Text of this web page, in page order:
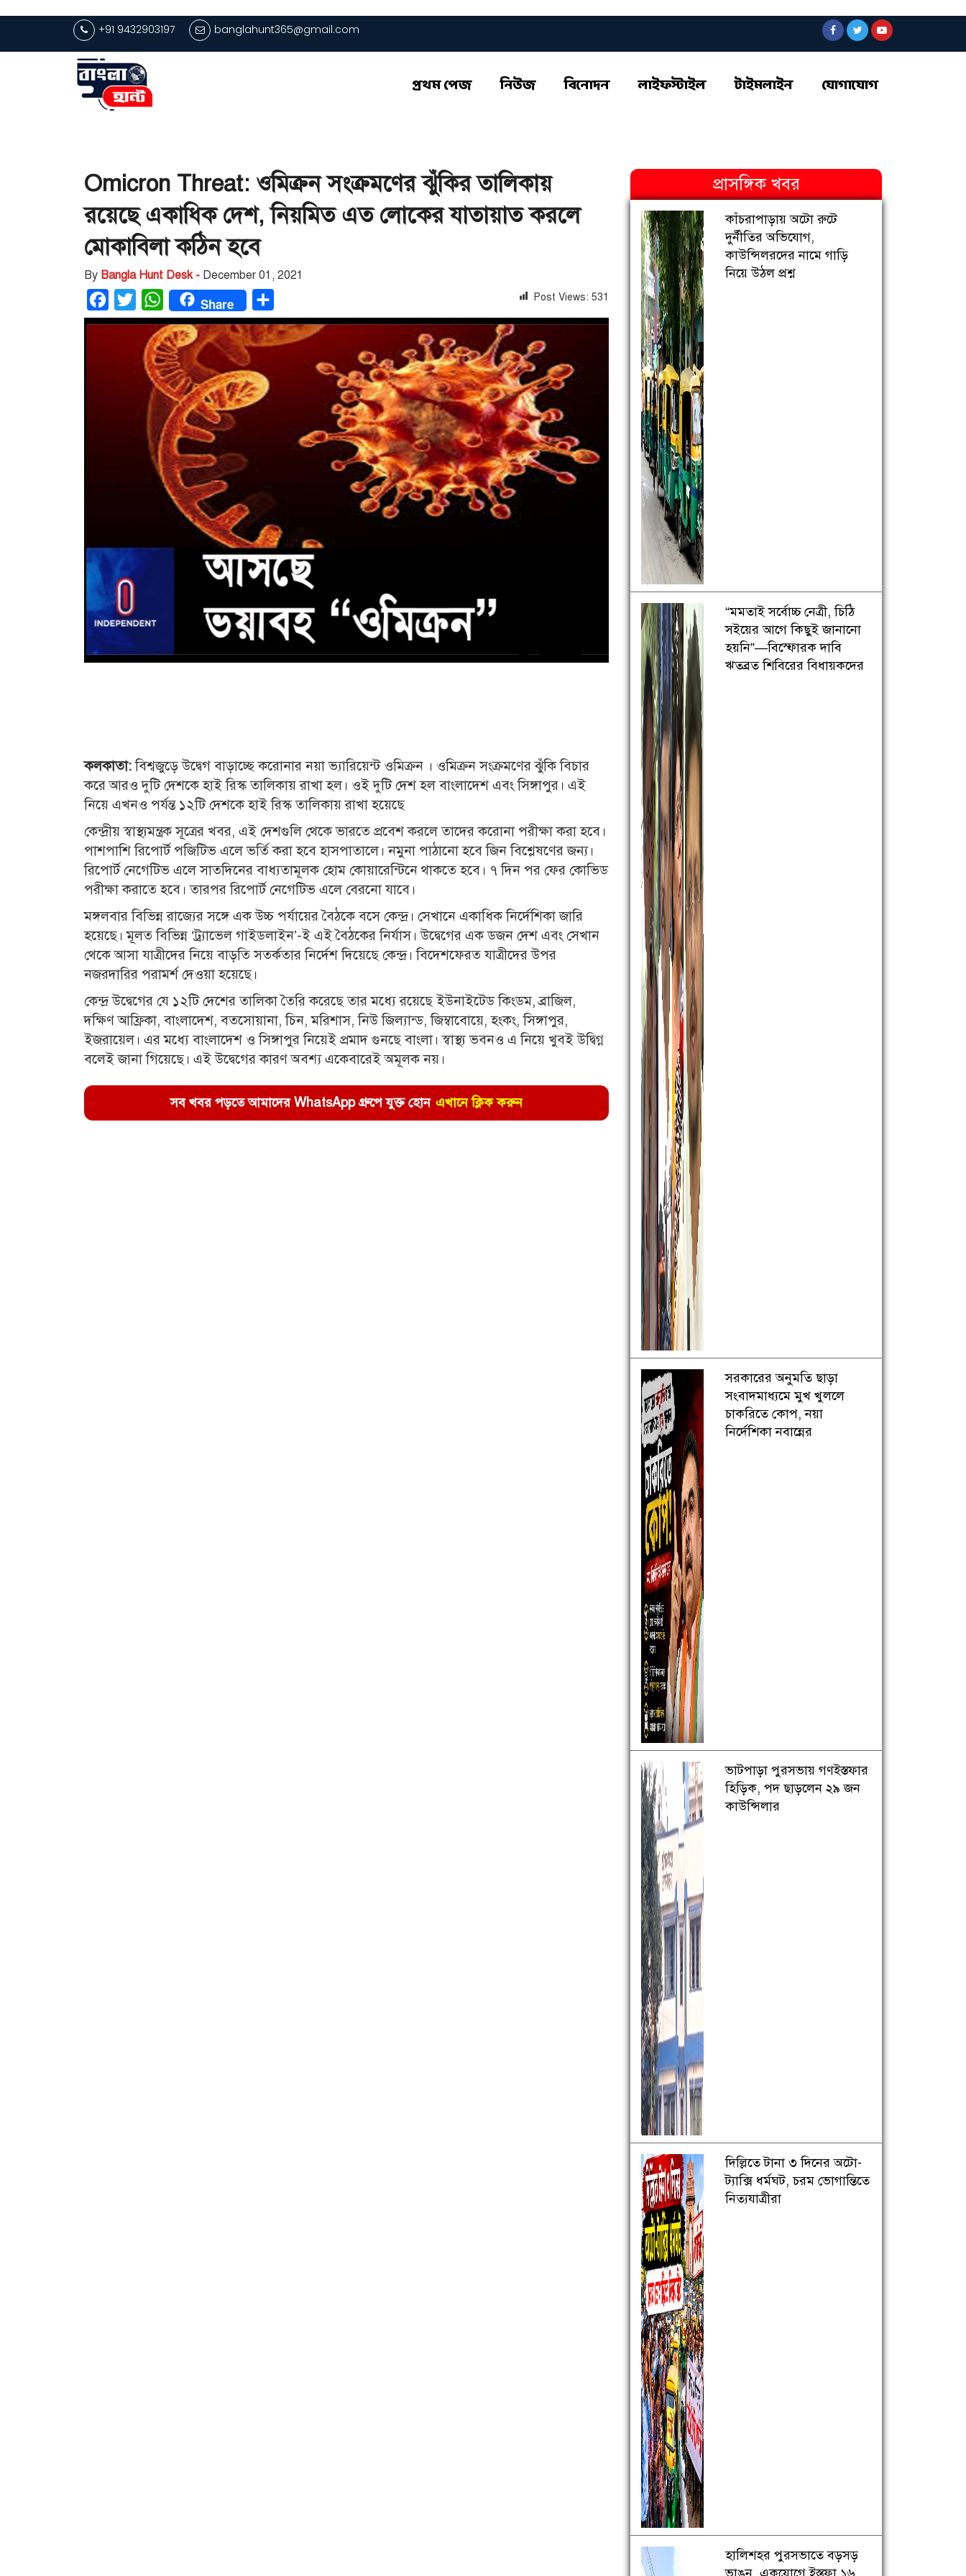
+91 9432903197 banglahunt365@gmail.com
প্রথম পেজ নিউজ বিনোদন লাইফস্টাইল টাইমলাইন যোগাযোগ
Omicron Threat: ওমিক্রন সংক্রমণের ঝুঁকির তালিকায়
রয়েছে একাধিক দেশ, নিয়মিত এত লোকের যাতায়াত করলে
মোকাবিলা কঠিন হবে
By Bangla Hunt Desk - December 01, 2021
Facebook
Twitter WhatsAppShare Post Views: 531
কলকাতা:বিশ্বজুড়ে উদ্বেগ বাড়াচ্ছে করোনার নয়া ভ্যারিয়েন্ট ওমিক্রন । ওমিক্রন সংক্রমণের ঝুঁকি বিচার
করে আরও দুটি দেশকে হাই রিস্ক তালিকায় রাখা হল। ওই দুটি দেশ হল বাংলাদেশ এবং সিঙ্গাপুর। এই
নিয়ে এখনও পর্যন্ত ১২টি দেশকে হাই রিস্ক তালিকায় রাখা হয়েছে
কেন্দ্রীয় স্বাস্থ্যমন্ত্রক সূত্রের খবর, এই দেশগুলি থেকে ভারতে প্রবেশ করলে তাদের করোনা পরীক্ষা করা হবে।
পাশপাশি রিপোর্ট পজিটিভ এলে ভর্তি করা হবে হাসপাতালে। নমুনা পাঠানো হবে জিন বিশ্লেষণের জন্য।
রিপোর্ট নেগেটিভ এলে সাতদিনের বাধ্যতামূলক হোম কোয়ারেন্টিনে থাকতে হবে। ৭ দিন পর ফের কোভিড
পরীক্ষা করাতে হবে। তারপর রিপোর্ট নেগেটিভ এলে বেরনো যাবে।
মঙ্গলবার বিভিন্ন রাজ্যের সঙ্গে এক উচ্চ পর্যায়ের বৈঠকে বসে কেন্দ্র। সেখানে একাধিক নির্দেশিকা জারি
হয়েছে। মূলত বিভিন্ন ‘ট্র্যাভেল গাইডলাইন’-ই এই বৈঠকের নির্যাস। উদ্বেগের এক ডজন দেশ এবং সেখান
থেকে আসা যাত্রীদের নিয়ে বাড়তি সতর্কতার নির্দেশ দিয়েছে কেন্দ্র। বিদেশফেরত যাত্রীদের উপর
নজরদারির পরামর্শ দেওয়া হয়েছে।
কেন্দ্র উদ্বেগের যে ১২টি দেশের তালিকা তৈরি করেছে তার মধ্যে রয়েছে ইউনাইটেড কিংডম, ব্রাজিল,
দক্ষিণ আফ্রিকা, বাংলাদেশ, বতসোয়ানা, চিন, মরিশাস, নিউ জিল্যান্ড, জিম্বাবোয়ে, হংকং, সিঙ্গাপুর,
ইজরায়েল। এর মধ্যে বাংলাদেশ ও সিঙ্গাপুর নিয়েই প্রমাদ গুনছে বাংলা। স্বাস্থ্য ভবনও এ নিয়ে খুবই উদ্বিগ্ন
বলেই জানা গিয়েছে। এই উদ্বেগের কারণ অবশ্য একেবারেই অমূলক নয়।
সব খবর পড়তে আমাদের WhatsApp গ্রুপে যুক্ত হোন এখানে ক্লিক করুন
প্রাসঙ্গিক খবর
কাঁচরাপাড়ায় অটো রুটে
দুর্নীতির অভিযোগ,
কাউন্সিলরদের নামে গাড়ি
নিয়ে উঠল প্রশ্ন
“মমতাই সর্বোচ্চ নেত্রী, চিঠি
সইয়ের আগে কিছুই জানানো
হয়নি”—বিস্ফোরক দাবি
ঋতব্রত শিবিরের বিধায়কদের
সরকারের অনুমতি ছাড়া
সংবাদমাধ্যমে মুখ খুললে
চাকরিতে কোপ, নয়া
নির্দেশিকা নবান্নের
ভাটপাড়া পুরসভায় গণইস্তফার
হিড়িক, পদ ছাড়লেন ২৯ জন
কাউন্সিলার
দিল্লিতে টানা ৩ দিনের অটো-
ট্যাক্সি ধর্মঘট, চরম ভোগান্তিতে
নিত্যযাত্রীরা
হালিশহর পুরসভাতে বড়সড়